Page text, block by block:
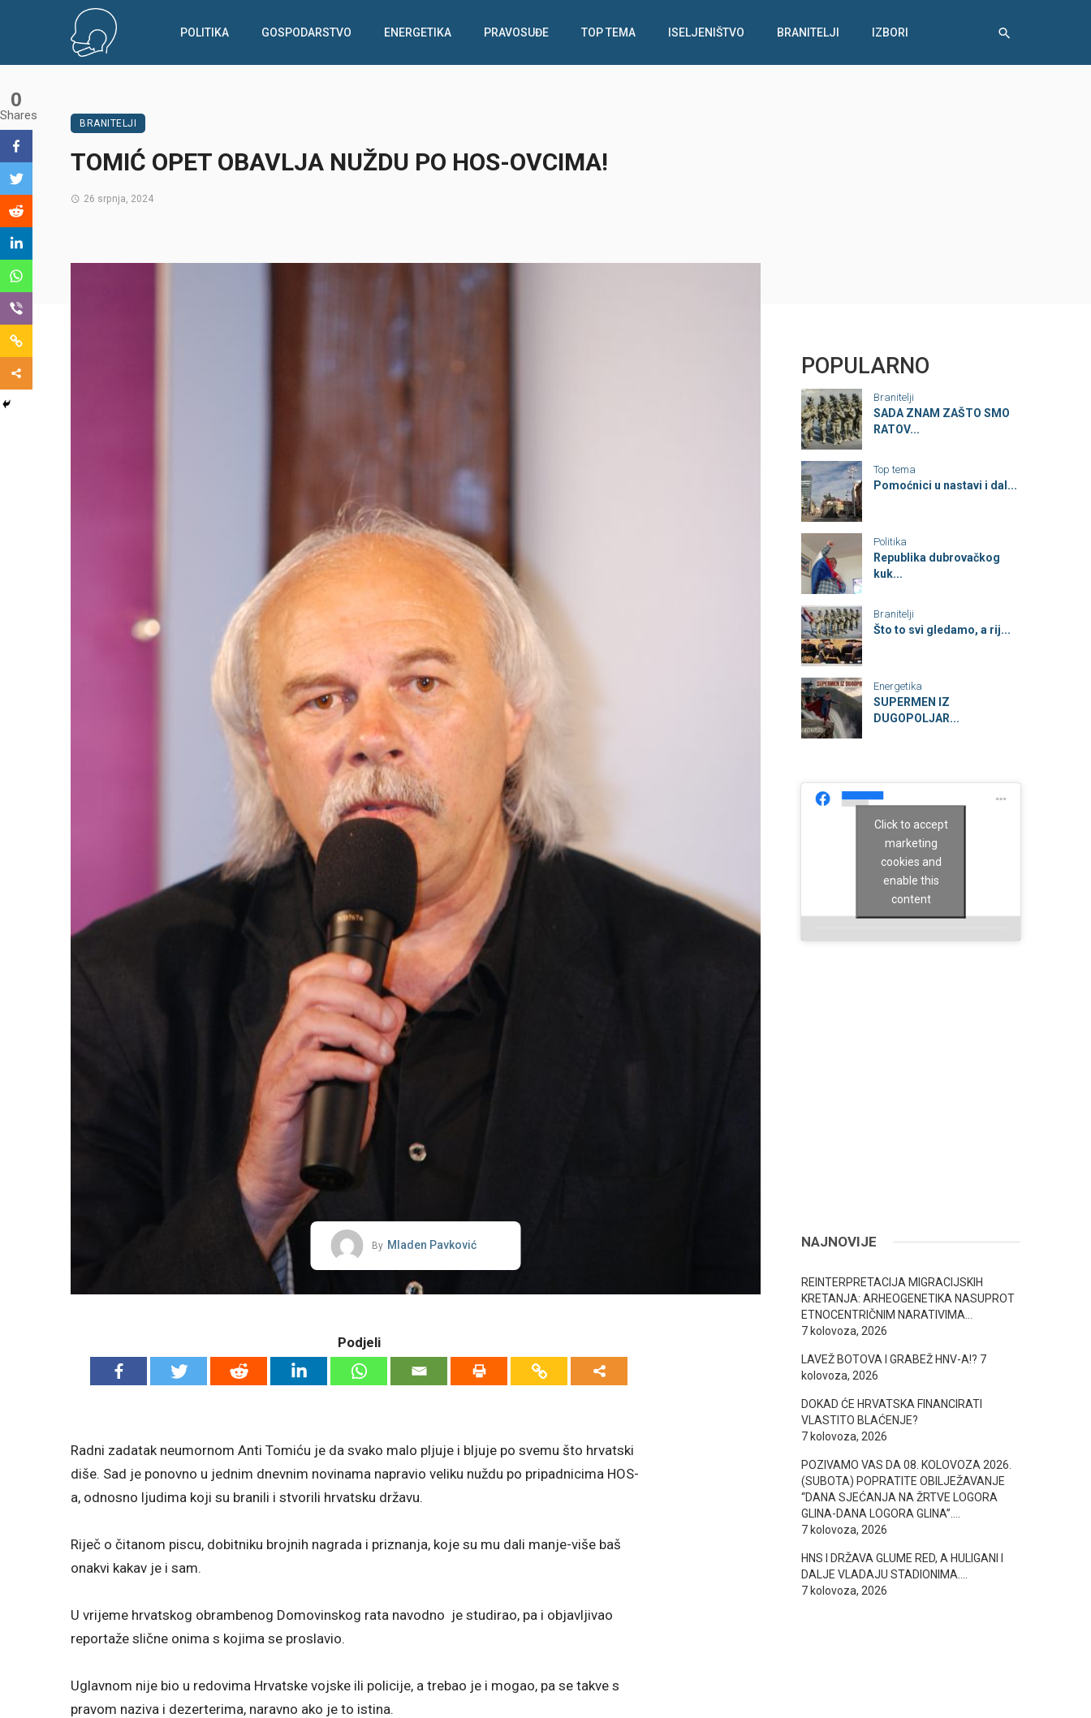
POLITIKA GOSPODARSTVO ENERGETIKA PRAVOSUĐE TOP TEMA ISELJENIŠTVO BRANITELJI IZBORI
BRANITELJI
TOMIĆ OPET OBAVLJA NUŽDU PO HOS-OVCIMA!
26 srpnja, 2024
By Mladen Pavković
Podjeli
Radni zadatak neumornom Anti Tomiću je da svako malo pljuje i bljuje po svemu što hrvatski
diše. Sad je ponovno u jednim dnevnim novinama napravio veliku nuždu po pripadnicima HOS-
a, odnosno ljudima koji su branili i stvorili hrvatsku državu.
Riječ o čitanom piscu, dobitniku brojnih nagrada i priznanja, koje su mu dali manje-više baš
onakvi kakav je i sam.
U vrijeme hrvatskog obrambenog Domovinskog rata navodno je studirao, pa i objavljivao
reportaže slične onima s kojima se proslavio.
Uglavnom nije bio u redovima Hrvatske vojske ili policije, a trebao je i mogao, pa se takve s
pravom naziva i dezerterima, naravno ako je to istina.
0
Shares
POPULARNO
Branitelji
SADA ZNAM ZAŠTO SMO
RATOV...
Top tema
Pomoćnici u nastavi i dal...
Politika
Republika dubrovačkog
kuk...
Branitelji
Što to svi gledamo, a rij...
Energetika
SUPERMEN IZ
DUGOPOLJAR...
Click to accept
marketing
cookies and
enable this
content
NAJNOVIJE
REINTERPRETACIJA MIGRACIJSKIH
KRETANJA: ARHEOGENETIKA NASUPROT
ETNOCENTRIČNIM NARATIVIMA…
7 kolovoza, 2026
LAVEŽ BOTOVA I GRABEŽ HNV-A!? 7
kolovoza, 2026
DOKAD ĆE HRVATSKA FINANCIRATI
VLASTITO BLAĆENJE?
7 kolovoza, 2026
POZIVAMO VAS DA 08. KOLOVOZA 2026.
(SUBOTA) POPRATITE OBILJEŽAVANJE
“DANA SJEĆANJA NA ŽRTVE LOGORA
GLINA-DANA LOGORA GLINA”….
7 kolovoza, 2026
HNS I DRŽAVA GLUME RED, A HULIGANI I
DALJE VLADAJU STADIONIMA….
7 kolovoza, 2026